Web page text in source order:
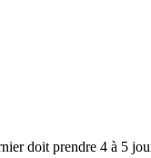
doit prendre 4 à 5